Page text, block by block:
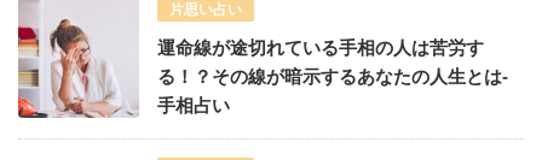
片思い占い
運命線が途切れている手相の人は苦労す
る！？その線が暗示するあなたの人生とは-
手相占い